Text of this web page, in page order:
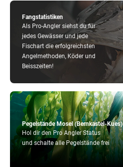
Pegelstände Mosel (Bernkastel-Kues)
Hol dir den Pro Angler Status
und schalte alle Pegelstände frei
Fangstatistiken
Als Pro-Angler siehst du für
jedes Gewässer und jede
Fischart die erfolgreichsten
Angelmethoden, Köder und
Beisszeiten!